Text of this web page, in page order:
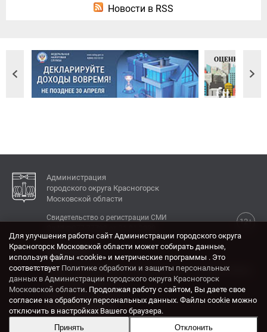
Новости в RSS
Администрация
городского округа Красногорск
Московской области
12+
Свидетельство о регистрации СМИ
КОНТАКТЫ
Адрес: 143404, Московская область, г. Красногорск,
ул. Ленина, дом 4.
Электронная почта:
krasrn@mosreg.ru
Для улучшения работы сайт Администрации городского округа
Красногорск Московской области может собирать данные,
используя файлы «cookie» и метрические программы . Это
соответствует Политике обработки и защиты персональных
данных в Администрации городского округа Красногорск
Московской области. Продолжая работу с сайтом, Вы даете свое
согласие на обработку персональных данных. Файлы cookie можно
отключить в настройках Вашего браузера.
Принять
Отклонить